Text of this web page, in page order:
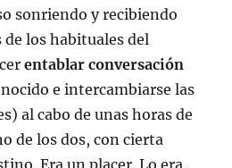
sonriendo y recibiendo
de los habituales del
entablar conversación
e intercambiarse las
al cabo de unas horas de
de los dos, con cierta